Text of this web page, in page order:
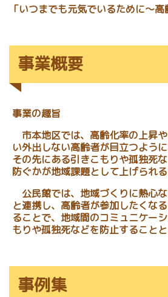
「いつまでも元気でいるために～高
事業概要
事業の趣旨
市本地区では、高齢化率の上昇
い外出しない高齢者が目立つよう
その先にある引きこもりや孤独死
防ぐかが地域課題として上げられ
公民館では、地域づくりに熱心
と連携し、高齢者が参加したくな
ることで、地域間のコミュニケー
もりや孤独死などを防止することと
事例集